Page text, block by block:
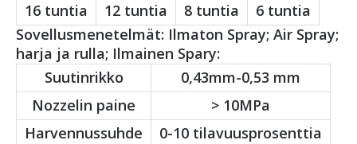
16 tuntia
12 tuntia 8 tuntia
6 tuntia
Sovellusmenetelmät: Ilmaton Spray; Air Spray;
harja ja rulla; Ilmainen Spary:
Suutinrikko
0,43mm-0,53 mm
Nozzelin paine
> 10MPa
Harvennussuhde
0-10 tilavuusprosenttia